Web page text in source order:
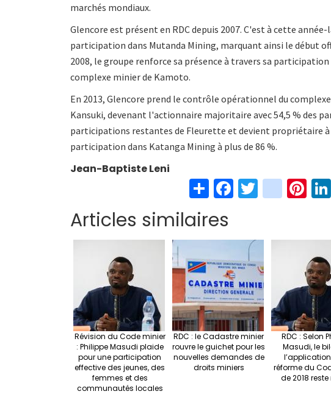
marchés mondiaux.
Glencore est présent en RDC depuis 2007. C'est à cette
participation dans Mutanda Mining, marquant ainsi le début
2008, le groupe renforce sa présence à travers sa
complexe minier de Kamoto.
En 2013, Glencore prend le contrôle opérationnel du
Kansuki, devenant l'actionnaire majoritaire avec 54,5 % des
participations restantes de Fleurette et devient propriétaire
participation dans Katanga Mining à plus de 86 %.
Jean-Baptiste Leni
S
h
ar
e
Fa
ce
o
o
k
T
wi
er
in
st
ra
Pi
nt
es
t
Articles similaires
Révision du Code minier
: Philippe Masudi plaide
pour une participation
effective des jeunes, des
femmes et des
communautés locales
RDC : le Cadastre minier
rouvre le guichet pour les
nouvelles demandes de
droits miniers
RDC : Selon
Masudi, le
réforme du
de 2018